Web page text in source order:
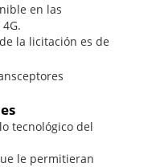
en las
la licitación es de
tecnológico del
le permitieran